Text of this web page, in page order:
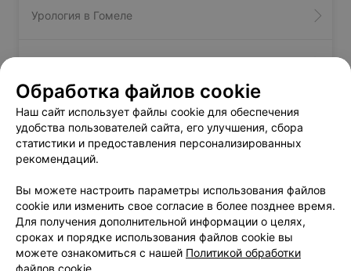
Урология в Гомеле
Флебология - цена в Гомеле
Склеротерапия варикозных вен ног и
перфорантов под УЗИ контролем
от 95 руб.
Склеротерапия варикозных вен, кмн
от 70 руб.
Флебэктомия
от 300 руб.
Обработка файлов cookie
Наш сайт использует файлы cookie для обеспечения
удобства пользователей сайта, его улучшения, сбора
статистики и предоставления персонализированных
рекомендаций.
Вы можете настроить параметры использования файлов
cookie или изменить свое согласие в более позднее время.
Для получения дополнительной информации о целях,
сроках и порядке использования файлов cookie вы
можете ознакомиться с нашей Политикой обработки
файлов cookie